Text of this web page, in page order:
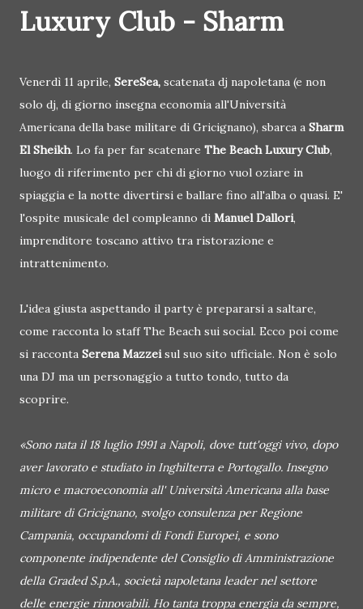
Luxury Club - Sharm
Venerdì 11 aprile, SereSea, scatenata dj napoletana (e non
solo dj, di giorno insegna economia all'Università
Americana della base militare di Gricignano), sbarca a Sharm
El Sheikh. Lo fa per far scatenare The Beach Luxury Club,
luogo di riferimento per chi di giorno vuol oziare in
spiaggia e la notte divertirsi e ballare fino all'alba o quasi. E'
l'ospite musicale del compleanno di Manuel Dallori,
imprenditore toscano attivo tra ristorazione e
intrattenimento.
L'idea giusta aspettando il party è prepararsi a saltare,
come racconta lo staff The Beach sui social. Ecco poi come
si racconta Serena Mazzeisul suo sito ufficiale. Non è solo
una DJ ma un personaggio a tutto tondo, tutto da
scoprire.
«Sono nata il 18 luglio 1991 a Napoli, dove tutt'oggi vivo, dopo
aver lavorato e studiato in Inghilterra e Portogallo. Insegno
micro e macroeconomia all' Università Americana alla base
militare di Gricignano, svolgo consulenza per Regione
Campania, occupandomi di Fondi Europei, e sono
componente indipendente del Consiglio di Amministrazione
della Graded S.p.A., società napoletana leader nel settore
delle energie rinnovabili. Ho tanta troppa energia da sempre,